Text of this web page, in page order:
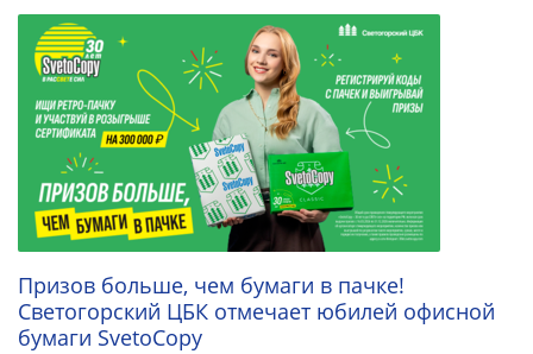
Призов больше, чем бумаги в пачке!
Светогорский ЦБК отмечает юбилей офисной
бумаги SvetoCopy